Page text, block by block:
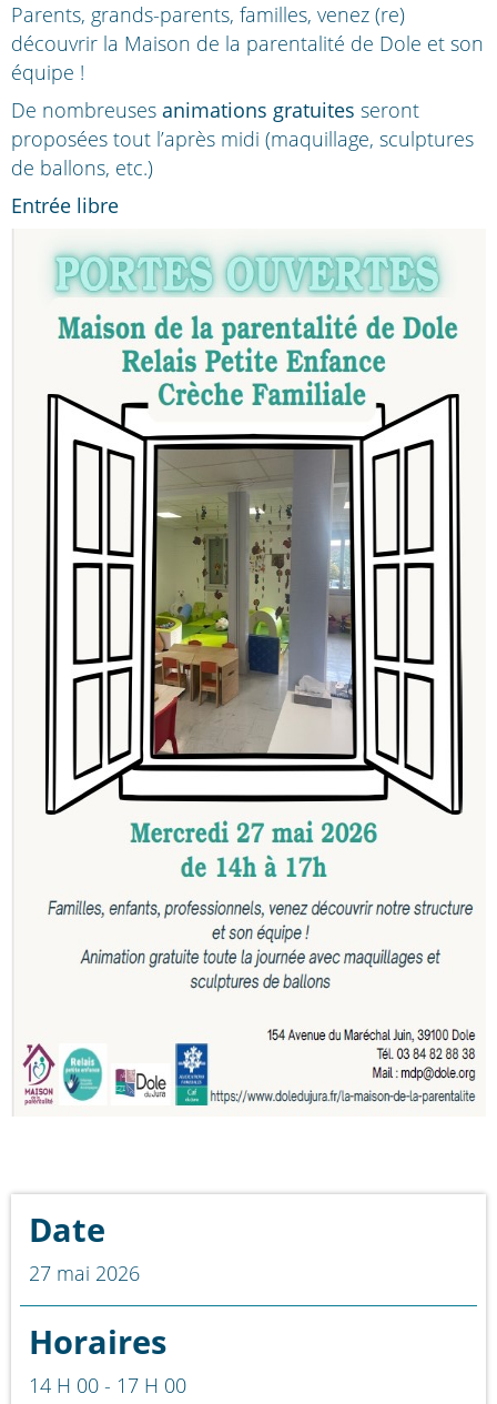
Parents, grands-parents, familles, venez (re)
découvrir la Maison de la parentalité de Dole et son
équipe !
De nombreuses animations gratuites seront
proposées tout l’après midi (maquillage, sculptures
de ballons, etc.)
Entrée libre
Date
27 mai 2026
Horaires
14 H 00 - 17 H 00